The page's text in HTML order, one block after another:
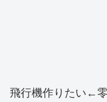
飛行機作りたい←